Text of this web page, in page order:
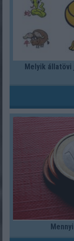
Melyik